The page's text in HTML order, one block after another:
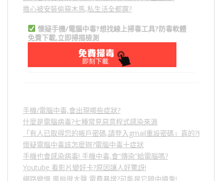
擔心被安裝偷窺木馬,私生活全都露?
懷疑手機/電腦中毒?想找線上掃毒工具?防毒軟體
免費下載,立即掃描檢測
手機/電腦中毒,會出現哪些症狀?
什麼是電腦病毒?七種常見惡意程式感染來源
「有人已取得您的帳戶密碼,請登入gmail重設密碼」真的?假的?5
懷疑電腦中毒該怎麼辦?電腦中毒十症狀
手機也會感染病毒! 手機中毒,會”傳染”給電腦嗎?
Youtube 看影片變好卡?原因讓人好驚訝!
網路變慢 風扇很大聲 電費暴增?可能是它暗中搞鬼!